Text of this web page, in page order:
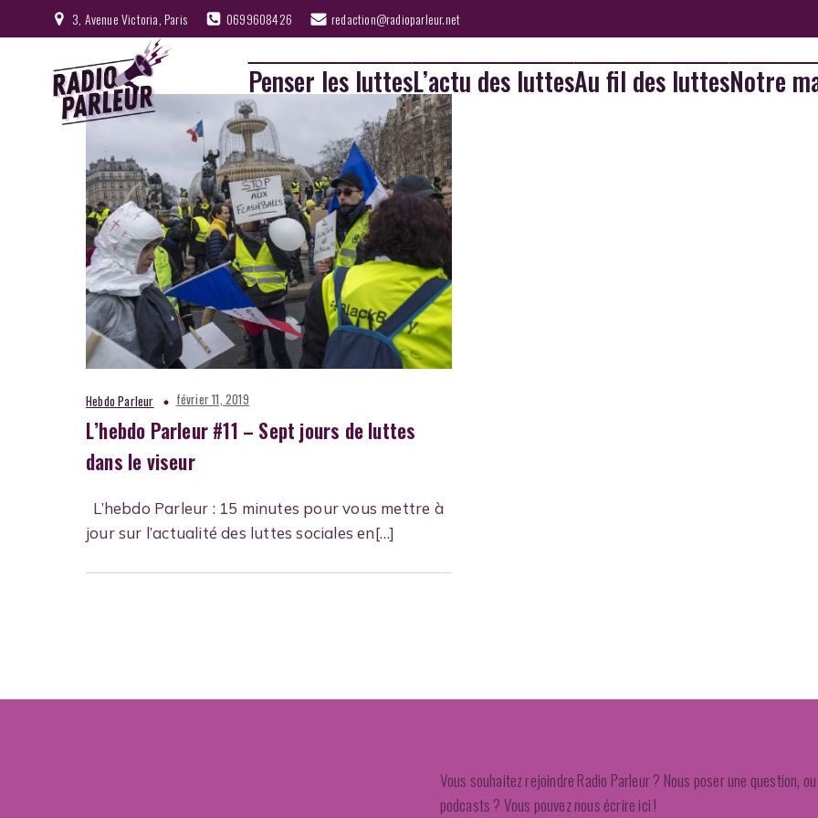
3, Avenue Victoria, Paris 0699608426 redaction@radioparleur.net
Penser les luttesL’actu des luttesAu fil des luttesNotre
Hebdo Parleur février 11, 2019
L’hebdo Parleur #11 – Sept jours de luttes
dans le viseur
L’hebdo Parleur : 15 minutes pour vous mettre à
jour sur l’actualité des luttes sociales en[…]
Vous souhaitez rejoindre Radio Parleur ? Nous poser une question,
podcasts ? Vous pouvez nous écrire ici !